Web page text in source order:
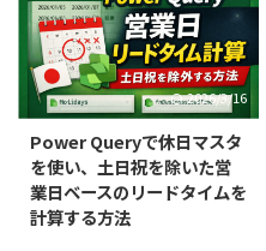
2026/3/16
Power Queryで休日マスタ
を使い、土日祝を除いた営
業日ベースのリードタイムを
計算する方法